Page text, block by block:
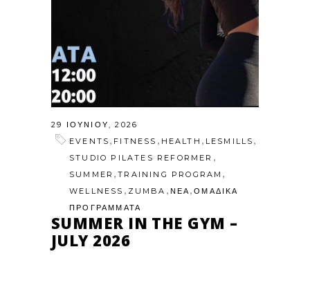
29 ΙΟΥΝΊΟΥ, 2026
EVENTS , FITNESS , HEALTH , LESMILLS ,
STUDIO PILATES REFORMER ,
SUMMER ,TRAINING PROGRAM ,
WELLNESS , ZUMBA , ΝΕΑ,ΟΜΑΔΙΚΑ
ΠΡΟΓΡΑΜΜΑΤΑ
SUMMER IN THE GYM –
JULY 2026